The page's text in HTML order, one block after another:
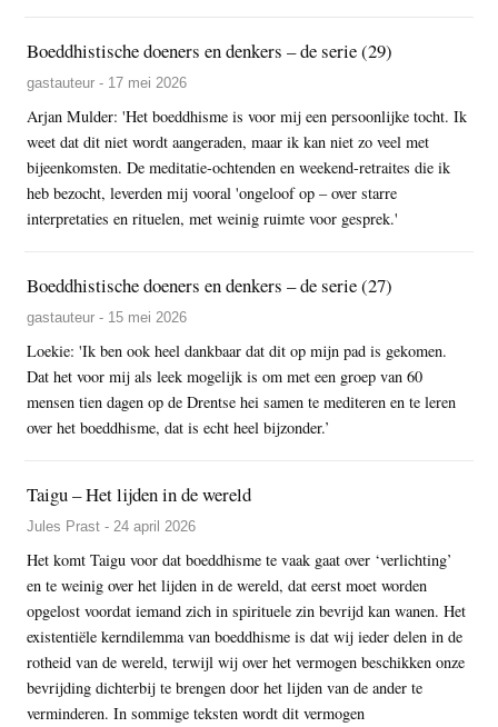
Boeddhistische doeners en denkers – de serie (29)
gastauteur - 17 mei 2026
Arjan Mulder: 'Het boeddhisme is voor mij een persoonlijke tocht. Ik
weet dat dit niet wordt aangeraden, maar ik kan niet zo veel met
bijeenkomsten. De meditatie-ochtenden en weekend-retraites die ik
heb bezocht, leverden mij vooral 'ongeloof op – over starre
interpretaties en rituelen, met weinig ruimte voor gesprek.'
Boeddhistische doeners en denkers – de serie (27)
gastauteur - 15 mei 2026
Loekie: 'Ik ben ook heel dankbaar dat dit op mijn pad is gekomen.
Dat het voor mij als leek mogelijk is om met een groep van 60
mensen tien dagen op de Drentse hei samen te mediteren en te leren
over het boeddhisme, dat is echt heel bijzonder.’
Taigu – Het lijden in de wereld
Jules Prast - 24 april 2026
Het komt Taigu voor dat boeddhisme te vaak gaat over ‘verlichting’
en te weinig over het lijden in de wereld, dat eerst moet worden
opgelost voordat iemand zich in spirituele zin bevrijd kan wanen. Het
existentiële kerndilemma van boeddhisme is dat wij ieder delen in de
rotheid van de wereld, terwijl wij over het vermogen beschikken onze
bevrijding dichterbij te brengen door het lijden van de ander te
verminderen. In sommige teksten wordt dit vermogen